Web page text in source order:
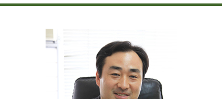
著作権侵害
著作権侵害にならない
企業法務 会社法
内部管理体制 見直し
企業法務 労働法
事業承継 マッチング
企業法務 m&a
相続 少ない場合
相続 借金
相続 せずに解体
遺産分割 新たな財産
遺言書作成 港区
遺言書作成 杉並区
離婚 家 名義変更
不貞行為 離婚